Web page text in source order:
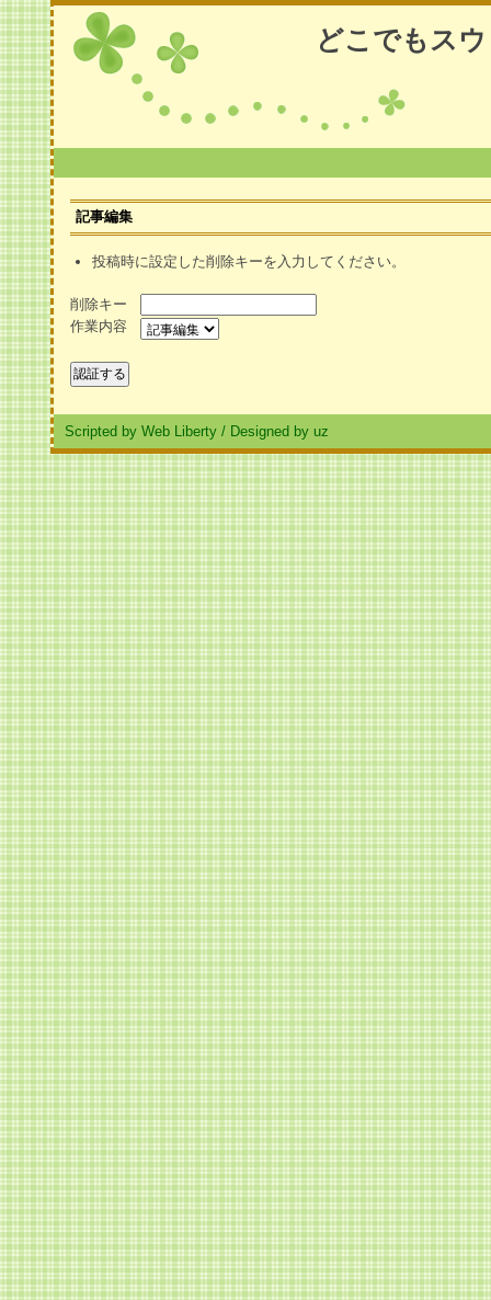
どこでもス
記事編集
投稿時に設定した削除キーを入力してください。
削除キー
作業内容
Scripted by Web Liberty / Designed by uz